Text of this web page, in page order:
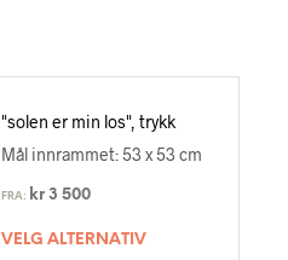
"solen er min los", trykk
Mål innrammet: 53 x 53 cm
FRA: kr 3 500
VELG ALTERNATIV